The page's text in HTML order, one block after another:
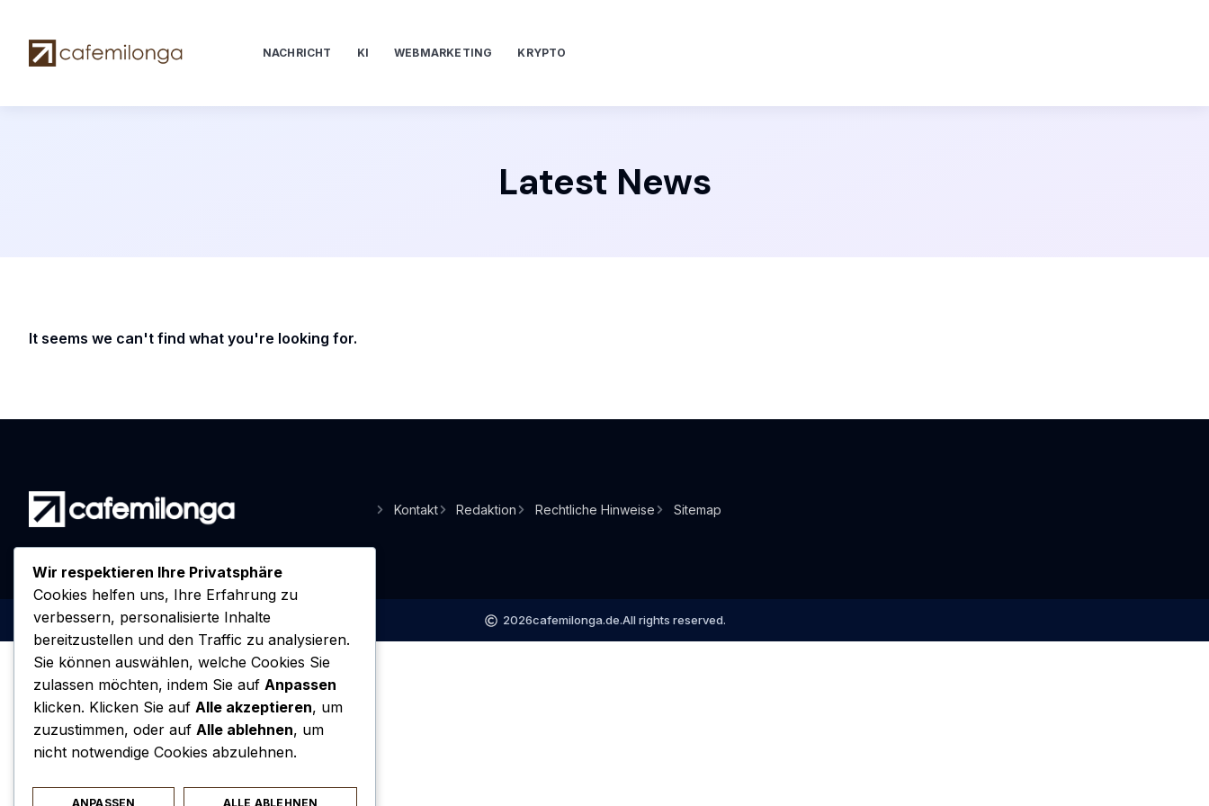
NACHRICHT KI WEBMARKETING KRYPTO
Latest News
It seems we can't find what you're looking for.
Kontakt Redaktion Rechtliche Hinweise Sitemap
2026cafemilonga.de.All rights reserved.
Wir respektieren Ihre Privatsphäre
Cookies helfen uns, Ihre Erfahrung zu
verbessern, personalisierte Inhalte
bereitzustellen und den Traffic zu analysieren.
Sie können auswählen, welche Cookies Sie
zulassen möchten, indem Sie auf Anpassen
klicken. Klicken Sie auf Alle akzeptieren, um
zuzustimmen, oder auf Alle ablehnen, um
nicht notwendige Cookies abzulehnen.
ANPASSEN ALLE ABLEHNEN